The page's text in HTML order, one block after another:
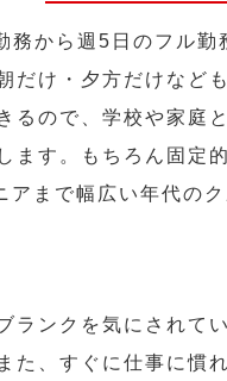
から週5日のフル
だけ・夕方だけなども
るので、学校や家
す。もちろん固定
まで幅広い年代の
ランクを気にされ
た、すぐに仕事に